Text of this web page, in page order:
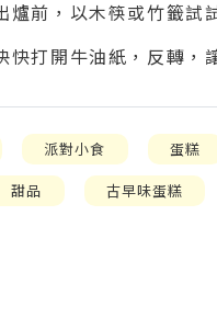
爐前，以木筷或竹籤試
快打開牛油紙，反轉，
派對小食 蛋糕
甜品 古早味蛋糕